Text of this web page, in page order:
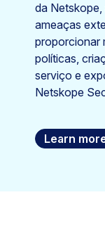
da
ameaças
proporcionar
políticas,
serviço e
Netskope
Learn